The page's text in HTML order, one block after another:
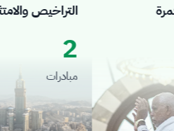
التراخيص والامتثال
مبادرات